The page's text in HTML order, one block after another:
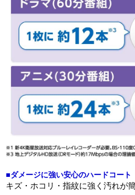
■ダメージに強い安心のハードコート
キズ・ホコリ・指紋に強く汚れが